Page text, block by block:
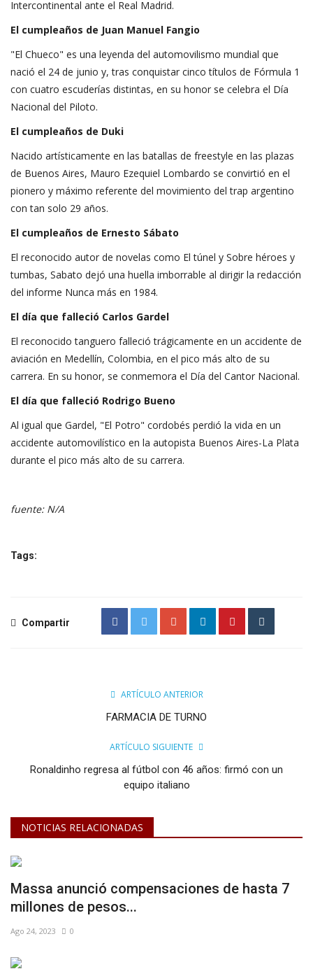
Intercontinental ante el Real Madrid.
El cumpleaños de Juan Manuel Fangio
"El Chueco" es una leyenda del automovilismo mundial que
nació el 24 de junio y, tras conquistar cinco títulos de Fórmula 1
con cuatro escuderías distintas, en su honor se celebra el Día
Nacional del Piloto.
El cumpleaños de Duki
Nacido artísticamente en las batallas de freestyle en las plazas
de Buenos Aires, Mauro Ezequiel Lombardo se convirtió en el
pionero y máximo referente del movimiento del trap argentino
con tan solo 29 años.
El cumpleaños de Ernesto Sábato
El reconocido autor de novelas como El túnel y Sobre héroes y
tumbas, Sabato dejó una huella imborrable al dirigir la redacción
del informe Nunca más en 1984.
El día que falleció Carlos Gardel
El reconocido tanguero falleció trágicamente en un accidente de
aviación en Medellín, Colombia, en el pico más alto de su
carrera. En su honor, se conmemora el Día del Cantor Nacional.
El día que falleció Rodrigo Bueno
Al igual que Gardel, "El Potro" cordobés perdió la vida en un
accidente automovilístico en la autopista Buenos Aires-La Plata
durante el pico más alto de su carrera.
fuente: N/A
Tags:
Compartir
ARTÍCULO ANTERIOR
FARMACIA DE TURNO
ARTÍCULO SIGUIENTE
Ronaldinho regresa al fútbol con 46 años: firmó con un
equipo italiano
NOTICIAS RELACIONADAS
Massa anunció compensaciones de hasta 7
millones de pesos...
Ago 24, 2023 0